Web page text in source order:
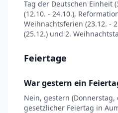
Tag der Deutschen Einheit
(12.10. - 24.10.),
Weihnachtsferien (23.12. -
(25.12.) und 2.
Feiertage
War gestern ein
Nein, gestern (Donnerstag,
gesetzlicher Feiertag in